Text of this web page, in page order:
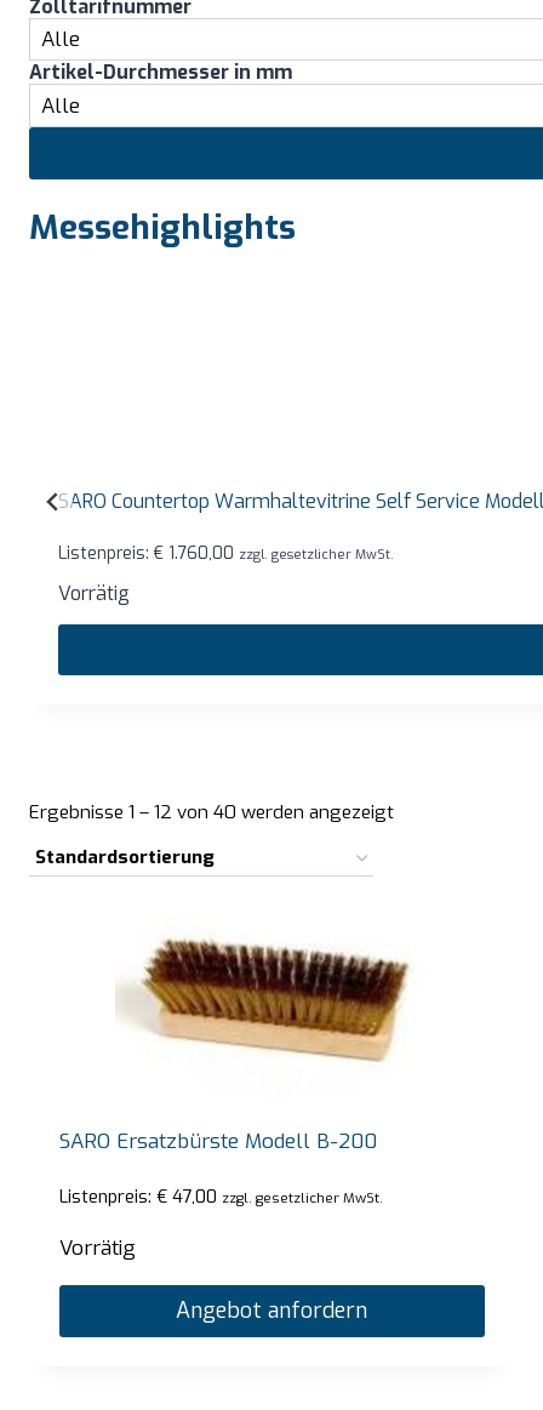
Ergebnisse 1 – 12 von 40 werden angezeigt
SARO Ersatzbürste Modell B-200
Listenpreis: €47,00 zzgl. gesetzlicher MwSt.
Vorrätig
Angebot anfordern
Zolltarifnummer
Artikel-Durchmesser in mm
Messehighlights
SARO Countertop Warmhaltevitrine Self Service
Listenpreis: € 1.760,00 zzgl. gesetzlicher MwSt.
Vorrätig